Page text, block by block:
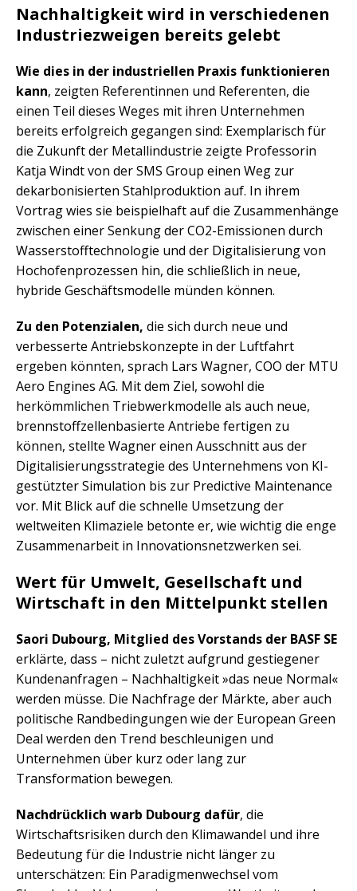
Nachhaltigkeit wird in verschiedenen
Industriezweigen bereits gelebt
Wie dies in der industriellen Praxis funktionieren
kann, zeigten Referentinnen und Referenten, die
einen Teil dieses Weges mit ihren Unternehmen
bereits erfolgreich gegangen sind: Exemplarisch für
die Zukunft der Metallindustrie zeigte Professorin
Katja Windt von der SMS Group einen Weg zur
dekarbonisierten Stahlproduktion auf. In ihrem
Vortrag wies sie beispielhaft auf die Zusammenhänge
zwischen einer Senkung der CO2-Emissionen durch
Wasserstofftechnologie und der Digitalisierung von
Hochofenprozessen hin, die schließlich in neue,
hybride Geschäftsmodelle münden können.
Zu den Potenzialen, die sich durch neue und
verbesserte Antriebskonzepte in der Luftfahrt
ergeben könnten, sprach Lars Wagner, COO der MTU
Aero Engines AG. Mit dem Ziel, sowohl die
herkömmlichen Triebwerkmodelle als auch neue,
brennstoffzellenbasierte Antriebe fertigen zu
können, stellte Wagner einen Ausschnitt aus der
Digitalisierungsstrategie des Unternehmens von KI-
gestützter Simulation bis zur Predictive Maintenance
vor. Mit Blick auf die schnelle Umsetzung der
weltweiten Klimaziele betonte er, wie wichtig die enge
Zusammenarbeit in Innovationsnetzwerken sei.
Wert für Umwelt, Gesellschaft und
Wirtschaft in den Mittelpunkt stellen
Saori Dubourg, Mitglied des Vorstands der BASF SE
erklärte, dass – nicht zuletzt aufgrund gestiegener
Kundenanfragen – Nachhaltigkeit »das neue Normal«
werden müsse. Die Nachfrage der Märkte, aber auch
politische Randbedingungen wie der European Green
Deal werden den Trend beschleunigen und
Unternehmen über kurz oder lang zur
Transformation bewegen.
Nachdrücklich warb Dubourg dafür, die
Wirtschaftsrisiken durch den Klimawandel und ihre
Bedeutung für die Industrie nicht länger zu
unterschätzen: Ein Paradigmenwechsel vom